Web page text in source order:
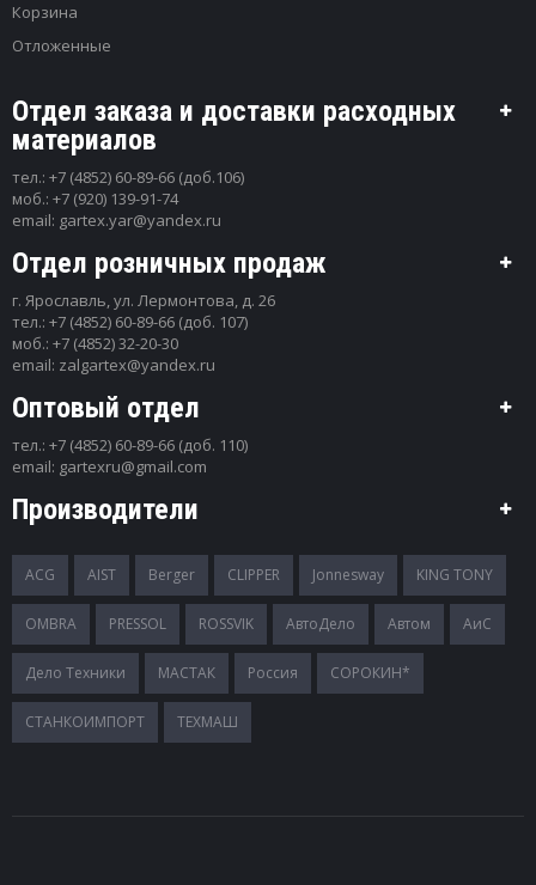
Корзина
Отложенные
Отдел заказа и доставки расходных
материалов
тел.: +7 (4852) 60-89-66 (доб.106)
моб.: +7 (920) 139-91-74
email: gartex.yar@yandex.ru
Отдел розничных продаж
г. Ярославль, ул. Лермонтова, д. 26
тел.: +7 (4852) 60-89-66 (доб. 107)
моб.: +7 (4852) 32-20-30
email: zalgartex@yandex.ru
Оптовый отдел
тел.: +7 (4852) 60-89-66 (доб. 110)
email: gartexru@gmail.com
Производители
ACG AIST Berger CLIPPER Jonnesway KING TONY
OMBRA PRESSOL ROSSVIK АвтоДело Автом АиС
Дело Техники МАСТАК Россия СОРОКИН*
СТАНКОИМПОРТ ТЕХМАШ